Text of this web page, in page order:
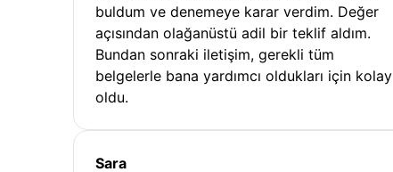
buldum ve denemeye karar verdim. Değer
açısından olağanüstü adil bir teklif aldım.
Bundan sonraki iletişim, gerekli tüm
belgelerle bana yardımcı oldukları için kolay
oldu.
Sara